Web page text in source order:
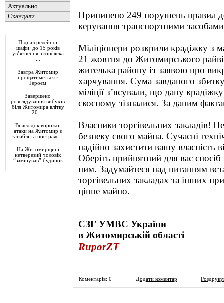
Актуально
Скандали
Підпал релейної
шафи: до 15 років
ув’язнення з конфіска
Завтра Житомир
прощатиметься з
Героєм
Завершено
розслідування вибухів
біля Житомира влітку
20 ...
Внаслідок ворожої
атаки на Житомир є
загиблі та постраж ...
На Житомирщині
нетверезий чоловік
“замінував” будинок
Припинено 249 порушень правил
керування транспортними
Міліціонери розкрили крадіжку з
21 жовтня до Житомирського
жителька району із заявою про
харчування. Сума завданого
міліції з’ясували, що дану
скоєному зізналися. За даним
Власники торгівельних закладів!
безпеку свого майна. Сучасні
надійно захистити вашу власність
Оберіть прийнятний для вас спосіб
ним. Задумайтеся над питанням
торгівельних закладах та інших
цінне майно.
СЗГ УМВС України
в Житомирській області
RuporZT
Коментарів: 0 Додати коментар